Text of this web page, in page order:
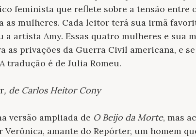
feminista que reflete sobre a tensão entre
as mulheres. Cada leitor terá sua irmã
a artista Amy. Essas quatro mulheres e sua
as privações da Guerra Civil americana, e
tradução é de Julia Romeu.
, de Carlos Heitor Cony
versão ampliada de O Beijo da Morte, mas
amante do Repórter, um homem